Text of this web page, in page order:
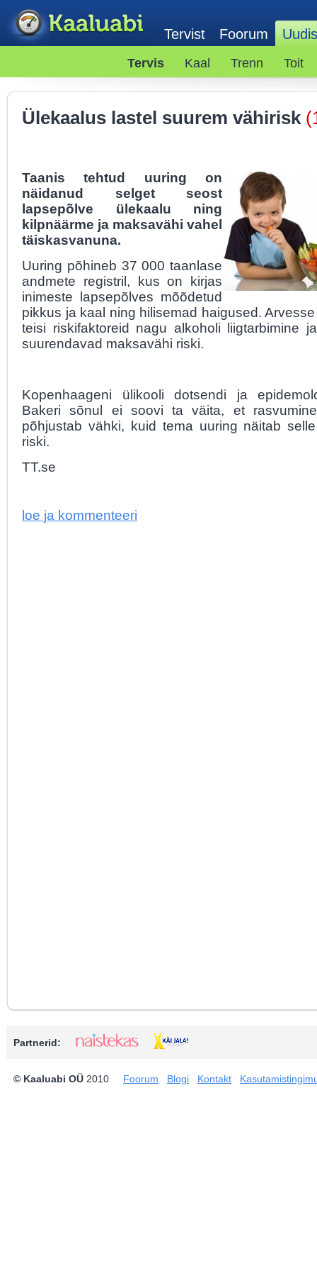
Tervist Foorum
Tervis Kaal Trenn Toit
Ülekaalus lastel suurem vähirisk
Taanis tehtud uuring on
näidanud selget seost
lapsepõlve ülekaalu ning
kilpnäärme ja maksavähi vahel
täiskasvanuna.
Uuring põhineb 37 000 taanlase
andmete registril, kus on kirjas
inimeste lapsepõlves mõõdetud
pikkus ja kaal ning hilisemad haigused.
teisi riskifaktoreid nagu alkoholi liigtarbimine
suurendavad maksavähi riski.
Kopenhaageni ülikooli dotsendi ja
Bakeri sõnul ei soovi ta väita, et
põhjustab vähki, kuid tema uuring näitab
riski.
TT.se
loe ja kommenteeri
Partnerid:
© Kaaluabi OÜ 2010 Foorum Blogi Kontakt